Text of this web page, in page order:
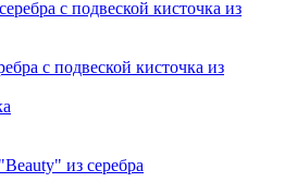
с подвеской кисточка из
из серебра